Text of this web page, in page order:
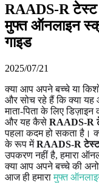
RAADS-R टेस्ट
मुफ्त ऑनलाइन
गाइड
2025/07/21
क्या आप अपने बच्चे या
और सोच रहे हैं कि क्या यह
माता-पिता के लिए
और यह कैसे RAADS-R
पहला कदम हो सकता है।
के रूप मेंRAADS-R टेस्ट
उपकरण नहीं है, हमारा
क्या आप अपने बच्चे की
आज ही हमारामुफ्त